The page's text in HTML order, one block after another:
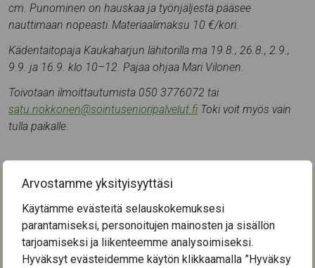
Arvostamme yksityisyyttäsi
Käytämme evästeitä selauskokemuksesi
parantamiseksi, personoitujen mainosten ja sisällön
tarjoamiseksi ja liikenteemme analysoimiseksi.
Hyväksyt evästeidemme käytön klikkaamalla ”Hyväksy
cm. Punominen on hauskaa ja työnjäljestä pääsee
nauttimaan nopeasti. Materiaalimaksu 10 €/kori.
Kädentaitopaja Kaukaharjun lähitorilla ma 19.8., 26.8., 2.9.,
9.9. ja 16.9. klo 10–12. Pajaa ohjaa Mari Vilonen.
Toivotaan ilmoittautumista 050 3776072 tai
satu.nokkonen@sointusenioripalvelut.fi Toki voit myös vain
tulla paikalle.
Tapahtuman tiedot
Tapahtuma päättyi ma 16.9.2024
Seuraava tapahtuma-aika